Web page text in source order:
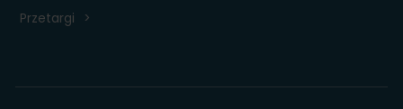
przetwarzania, prawo do przenoszenia
Przetargi